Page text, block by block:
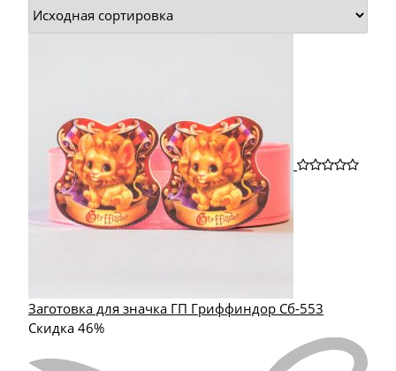
Заготовка для значка ГП Гриффиндор Сб-553
Скидка 46%